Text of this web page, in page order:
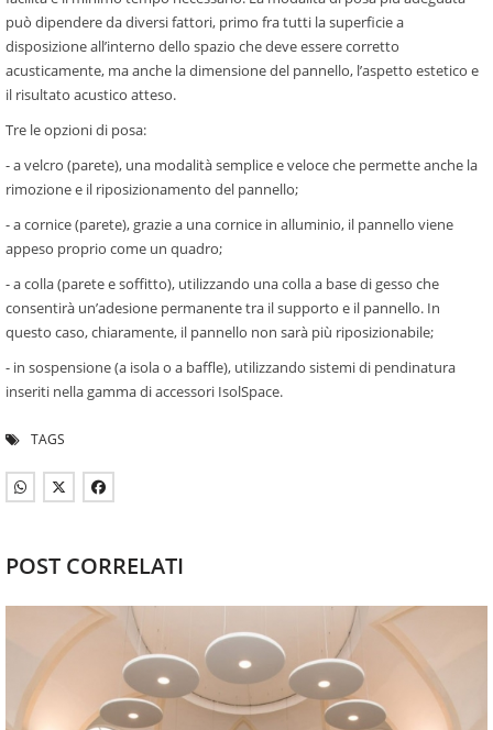
può dipendere da diversi fattori, primo fra tutti la superficie a
disposizione all’interno dello spazio che deve essere corretto
acusticamente, ma anche la dimensione del pannello, l’aspetto estetico e
il risultato acustico atteso.
Tre le opzioni di posa:
- a velcro (parete), una modalità semplice e veloce che permette anche la
rimozione e il riposizionamento del pannello;
- a cornice (parete), grazie a una cornice in alluminio, il pannello viene
appeso proprio come un quadro;
- a colla (parete e soffitto), utilizzando una colla a base di gesso che
consentirà un’adesione permanente tra il supporto e il pannello. In
questo caso, chiaramente, il pannello non sarà più riposizionabile;
- in sospensione (a isola o a baffle), utilizzando sistemi di pendinatura
inseriti nella gamma di accessori IsolSpace.
TAGS
POST CORRELATI